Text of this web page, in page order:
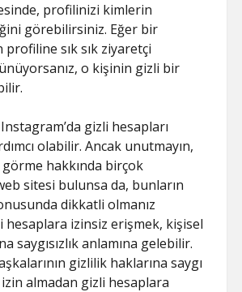
profilinizi kimlerin
görebilirsiniz. Eğer bir
profiline sık sık ziyaretçi
o kişinin gizli bir
gizli hesapları
olabilir. Ancak unutmayın,
hakkında birçok
sitesi bulunsa da, bunların
dikkatli olmanız
hesaplara izinsiz erişmek, kişisel
saygısızlık anlamına gelebilir.
gizlilik haklarına saygı
almadan gizli hesaplara